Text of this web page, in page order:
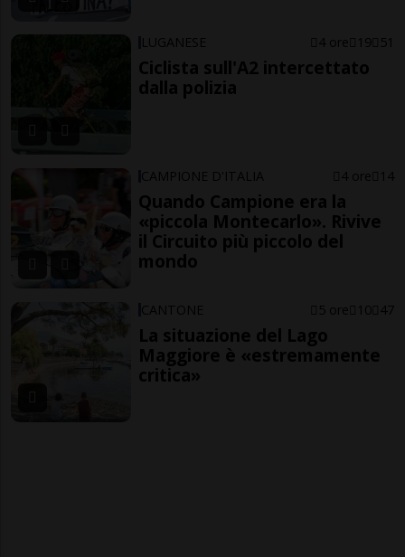
LUGANESE 4 ore 19 51
Ciclista sull'A2 intercettato
dalla polizia
CAMPIONE D'ITALIA 4 ore 14
Quando Campione era la
«piccola Montecarlo». Rivive
il Circuito più piccolo del
mondo
CANTONE 5 ore 10 47
La situazione del Lago
Maggiore è «estremamente
critica»